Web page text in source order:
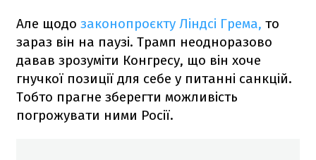
Але щодо законопроєкту Ліндсі Грема, то
зараз він на паузі. Трамп неодноразово
давав зрозуміти Конгресу, що він хоче
гнучкої позиції для себе у питанні санкцій.
Тобто прагне зберегти можливість
погрожувати ними Росії.